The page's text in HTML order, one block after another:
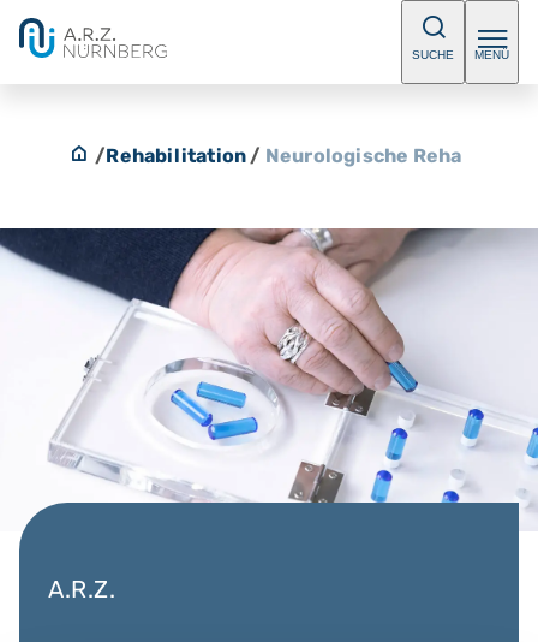
SUCHE MENÜ
/Rehabilitation / Neurologische Reha
A.R.Z.